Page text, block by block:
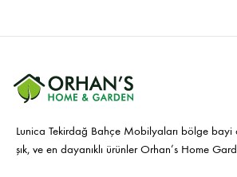
Lunica Tekirdağ Bahçe Mobilyaları bölge bayi
şık, ve en dayanıklı ürünler Orhan’s Home